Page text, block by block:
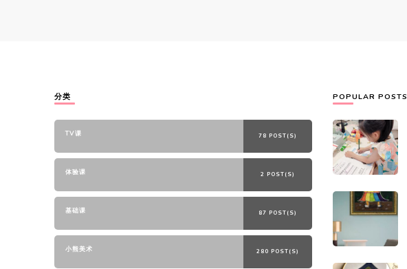
分类
TV课 78 POST(S)
体验课 2 POST(S)
基础课 87 POST(S)
小熊美术 280 POST(S)
POPULAR POSTS